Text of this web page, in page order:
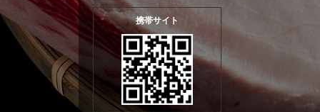
携帯サイト